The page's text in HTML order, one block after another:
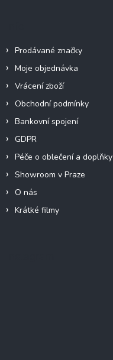
Prodávané značky
Moje objednávka
Vrácení zboží
Obchodní podmínky
Bankovní spojení
GDPR
Péče o oblečení a doplňky
Showroom v Praze
O nás
Krátké filmy